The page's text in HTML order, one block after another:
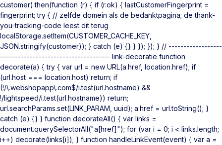
customer).then(function (r) { if (r.ok) { lastCustomerFingerprint =
fingerprint; try { // zelfde domein als de bedanktpagina; de thank-
you-tracking-code leest dit terug
localStorage.setItem(CUSTOMER_CACHE_KEY,
JSON.stringify(customer)); } catch (e) {} } }); }); } // ------------------
------------------------------------- link-decoratie function
decorate(a) { try { var url = new URL(a.href, location.href); if
(url.host === location.host) return; if
(!/\.webshopapp\.com$/i.test(url.hostname) &&
!/lightspeed/i.test(url.hostname)) return;
url.searchParams.set(LINK_PARAM, uuid); a.href = url.toString(); }
catch (e) {} } function decorateAll() { var links =
document.querySelectorAll("a[href]"); for (var i = 0; i < links.length;
i++) decorate(links[i]); } function handleLinkEvent(event) { var a =